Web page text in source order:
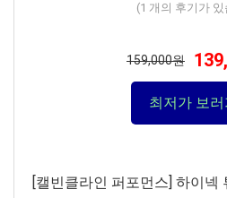
(1 개의 후기가
159,000원
최저가 보러
[캘빈클라인 퍼포먼스] 하이넥